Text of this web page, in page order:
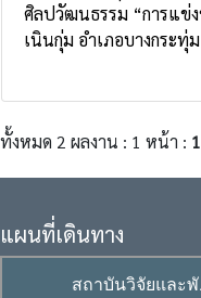
ศิลปวัฒนธรรม “การแข่
เนินกุ่ม อำเภอบางกระ
ทั้งหมด 2 ผลงาน : 1 หน้า : 1
แผนที่เดินทาง